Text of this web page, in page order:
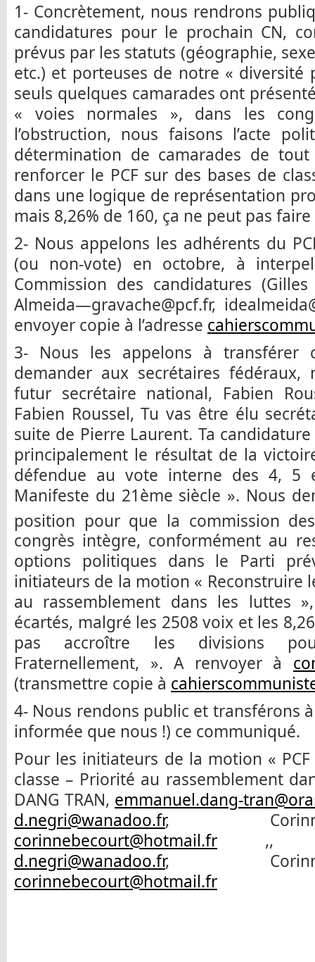
1- Concrètement, nous rendrons
candidatures pour le prochain CN,
prévus par les statuts (géographie,
etc.) et porteuses de notre « diversité
seuls quelques camarades ont
« voies normales », dans les
l’obstruction, nous faisons l’acte
détermination de camarades de
renforcer le PCF sur des bases de
dans une logique de représentation
mais 8,26% de 160, ça ne peut pas
2- Nous appelons les adhérents du
(ou non-vote) en octobre, à
Commission des candidatures
Almeida—gravache@pcf.fr,
envoyer copie à l’adresse
3- Nous les appelons à transférer
demander aux secrétaires
futur secrétaire national, Fabien
Fabien Roussel, Tu vas être élu
suite de Pierre Laurent. Ta
principalement le résultat de la
défendue au vote interne des 4,
Manifeste du 21ème siècle ». Nous
position pour que la commission
congrès intègre, conformément au
options politiques dans le Parti
initiateurs de la motion « Reconstruire
au rassemblement dans les luttes
écartés, malgré les 2508 voix et les
pas accroître les divisions
Fraternellement, ». A renvoyer à
(transmettre copie à
4- Nous rendons public et transférons
informée que nous !) ce communiqué.
Pour les initiateurs de la motion «
classe – Priorité au rassemblement
DANG TRAN, emmanuel.dang-
d.negri@wanadoo.fr,
corinnebecourt@hotmail.fr ,,
d.negri@wanadoo.fr,
corinnebecourt@hotmail.fr